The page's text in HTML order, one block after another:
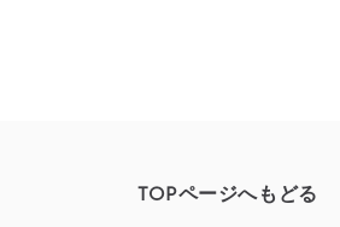
TOPページへもどる